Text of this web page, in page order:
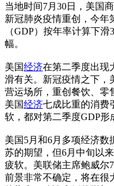
当地时间7月30日，美国
新冠肺炎疫情重创，今年
（GDP）按年率计算下
幅。
美国经济在第二季度出现
滑有关。新冠疫情之下，
营运场所，重创餐饮、零
美国经济七成比重的消费
软，都对第二季度GDP形
美国5月和6月多项经济数
苏的期望，但6月中旬以
疲软。美联储主席鲍威尔7
前景非常不确定，将在很